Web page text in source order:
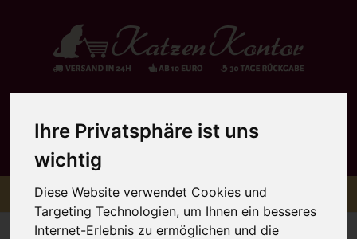
Ihre Privatsphäre ist uns
wichtig
Diese Website verwendet Cookies und
Targeting Technologien, um Ihnen ein besseres
Internet-Erlebnis zu ermöglichen und die
Toggle
navigation
Menü
Sie sind hier: Hochwertiges Trockenfutter MAC's